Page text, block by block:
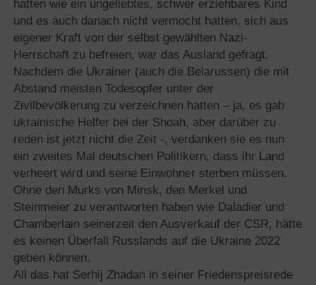
hatten wie ein ungeliebtes, schwer erziehbares Kind
und es auch danach nicht vermocht hatten, sich aus
eigener Kraft von der selbst gewählten Nazi-
Herrschaft zu befreien, war das Ausland gefragt.
Nachdem die Ukrainer (auch die Belarussen) die mit
Abstand meisten Todesopfer unter der
Zivilbevölkerung zu verzeichnen hatten – ja, es gab
ukrainische Helfer bei der Shoah, aber darüber zu
reden ist jetzt nicht die Zeit -, verdanken sie es nun
ein zweites Mal deutschen Politikern, dass ihr Land
verheert wird und seine Einwohner sterben müssen.
Ohne den Murks von Minsk, den Merkel und
Steinmeier zu verantworten haben wie Daladier und
Chamberlain seinerzeit den Ausverkauf der CSR, hätte
es keinen Überfall Russlands auf die Ukraine 2022
geben können.
All das hat Serhij Zhadan in seiner Friedenspreisrede